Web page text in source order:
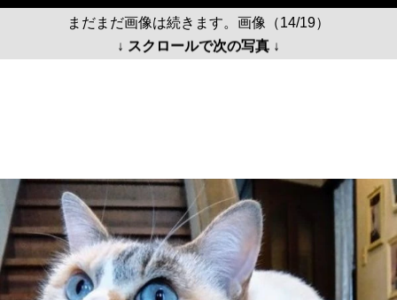
まだまだ画像は続きます。画像（14/19）
↓ スクロールで次の写真 ↓